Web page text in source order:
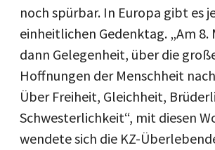
noch spürbar. In Europa gibt es
einheitlichen Gedenktag. „Am 8.
dann Gelegenheit, über die
Hoffnungen der Menschheit
Über Freiheit, Gleichheit,
Schwesterlichkeit“, mit diesen
wendete sich die KZ-